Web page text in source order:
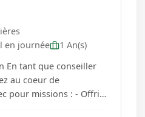
en journée
1 An(s)
au coeur de
missions : - Offrir